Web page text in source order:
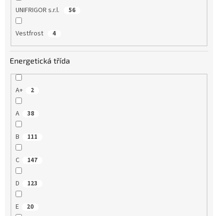
UNIFRIGOR s.r.l. 56
Vestfrost 4
Energetická třída
A+ 2
A 38
B 111
C 147
D 123
E 20